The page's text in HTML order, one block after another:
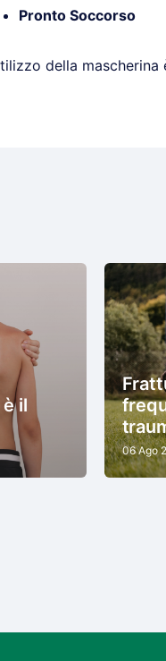
Pronto Soccorso
della mascherina
il
06 Ago